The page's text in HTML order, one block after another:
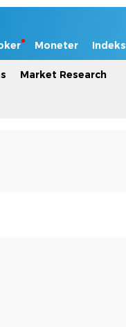
Moneter Indeks
Market Research